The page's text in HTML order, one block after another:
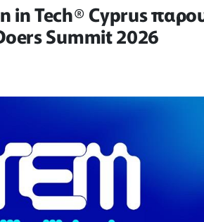
in Tech® Cyprus
Summit 2026